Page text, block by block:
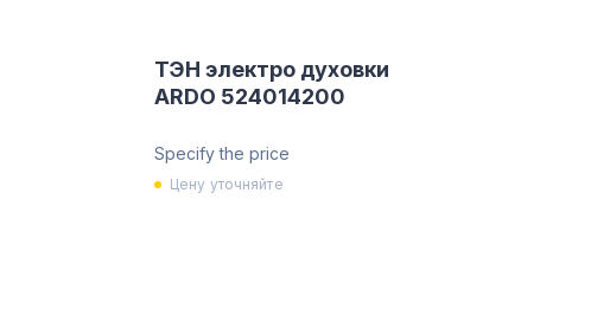
ТЭН электро духовки
ARDO 524014200
Specify the price
Цену уточняйте